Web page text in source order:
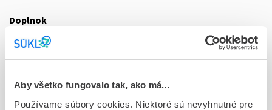
Aby všetko fungovalo tak, ako má...
Používame súbory cookies. Niektoré sú nevyhnutné pre
Doplnok
sol inf 1x5,5 ml+3x8,3 ml (liek.inj.)
Stav
Typ registračnej procedúry